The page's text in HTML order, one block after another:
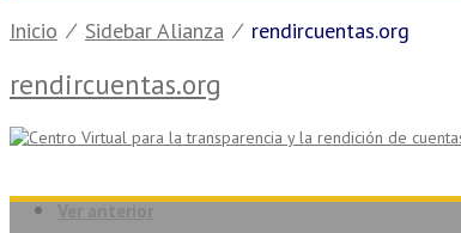
Inicio ⁄ Sidebar Alianza ⁄ rendircuentas.org
rendircuentas.org